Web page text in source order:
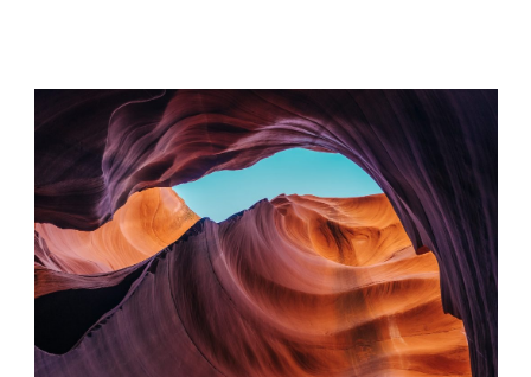
MELETE
Praesent laoreet ipsum et enim
blandit sollicitudin. Aliquam erat